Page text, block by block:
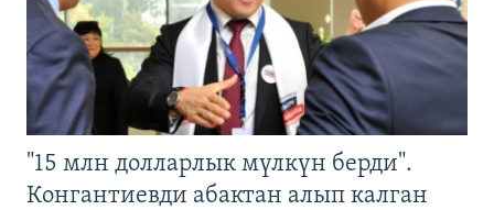
"15 млн долларлык мүлкүн берди".
Конгантиевди абактан алып калган